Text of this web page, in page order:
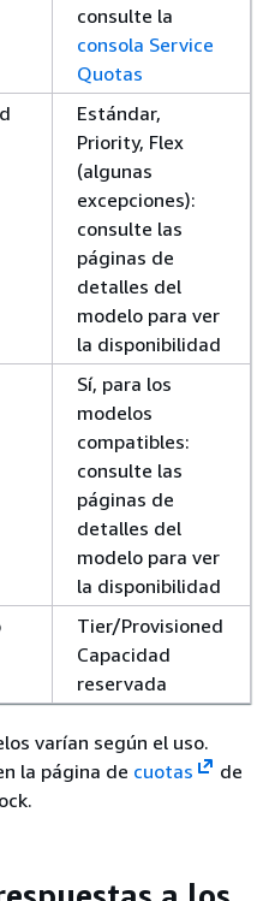
consulte la
consola Service
Quotas
Estándar,
Priority, Flex
(algunas
excepciones):
consulte las
páginas de
detalles del
modelo para ver
la disponibilidad
Sí, para los
modelos
compatibles:
consulte las
páginas de
detalles del
modelo para ver
la disponibilidad
Tier/Provisioned
Capacidad
reservada
varían según el uso.
la página de cuotas
de